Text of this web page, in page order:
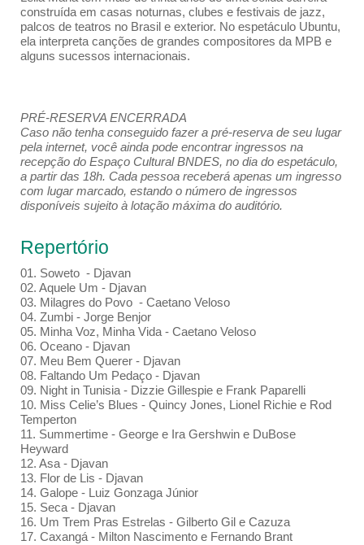
construída em casas noturnas, clubes e festivais de jazz,
palcos de teatros no Brasil e exterior. No espetáculo Ubuntu,
ela interpreta canções de grandes compositores da MPB e
alguns sucessos internacionais.
PRÉ-RESERVA ENCERRADA
Caso não tenha conseguido fazer a pré-reserva de seu lugar
pela internet, você ainda pode encontrar ingressos na
recepção do Espaço Cultural BNDES, no dia do espetáculo,
a partir das 18h. Cada pessoa receberá apenas um ingresso
com lugar marcado, estando o número de ingressos
disponíveis sujeito à lotação máxima do auditório.
Repertório
01. Soweto - Djavan
02. Aquele Um - Djavan
03. Milagres do Povo - Caetano Veloso
04. Zumbi - Jorge Benjor
05. Minha Voz, Minha Vida - Caetano Veloso
06. Oceano - Djavan
07. Meu Bem Querer - Djavan
08. Faltando Um Pedaço - Djavan
09. Night in Tunisia - Dizzie Gillespie e Frank Paparelli
10. Miss Celie’s Blues - Quincy Jones, Lionel Richie e Rod
Temperton
11. Summertime - George e Ira Gershwin e DuBose
Heyward
12. Asa - Djavan
13. Flor de Lis - Djavan
14. Galope - Luiz Gonzaga Júnior
15. Seca - Djavan
16. Um Trem Pras Estrelas - Gilberto Gil e Cazuza
17. Caxangá - Milton Nascimento e Fernando Brant